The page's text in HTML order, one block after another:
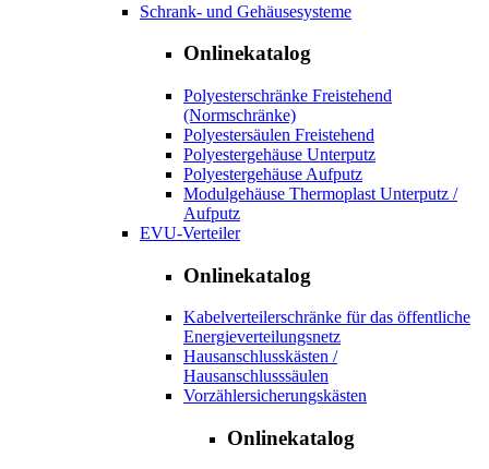
Schrank- und Gehäusesysteme
Onlinekatalog
Polyesterschränke Freistehend
(Normschränke)
Polyestersäulen Freistehend
Polyestergehäuse Unterputz
Polyestergehäuse Aufputz
Modulgehäuse Thermoplast Unterputz /
Aufputz
EVU-Verteiler
Onlinekatalog
Kabelverteilerschränke für das öffentliche
Energieverteilungsnetz
Hausanschlusskästen /
Hausanschlusssäulen
Vorzählersicherungskästen
Onlinekatalog